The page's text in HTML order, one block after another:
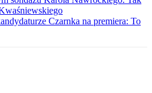
Czarnka na premiera: To